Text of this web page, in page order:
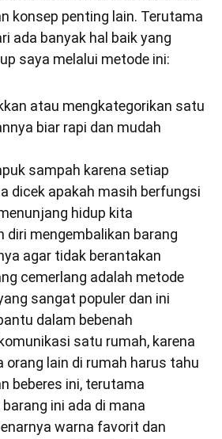
konsep penting lain. Terutama
ada banyak hal baik yang
saya melalui metode ini:
atau mengkategorikan satu
biar rapi dan mudah
sampah karena setiap
dicek apakah masih berfungsi
hidup kita
diri mengembalikan barang
agar tidak berantakan
cemerlang adalah metode
sangat populer dan ini
dalam bebenah
satu rumah, karena
orang lain di rumah harus tahu
beberes ini, terutama
ini ada di mana
warna favorit dan